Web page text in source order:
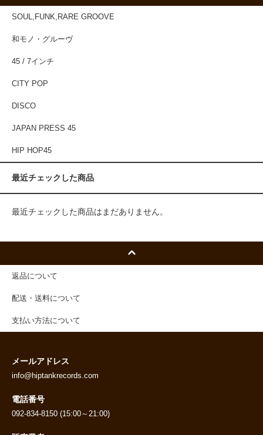
SOUL,FUNK,RARE GROOVE
和モノ・グルーヴ
45 / 7インチ
CITY POP
DISCO
JAPAN PRESS 45
HIP HOP45
最近チェックした商品
最近チェックした商品はまだありません。
返品について
配送・送料について
支払い方法について
メールアドレス
info@hiptankrecords.com
電話番号
092-834-8150 (15:00～21:00)